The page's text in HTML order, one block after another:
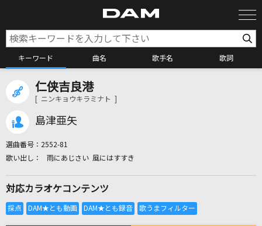
キーワード 曲名 歌手名 歌詞
全国りれき
仁侠吉良港
[ ニンキョウキラミナト ]
島津亜矢
選曲番号： 2552-81
雨にあじさい 風にはすすき
対応カラオケコンテンツ